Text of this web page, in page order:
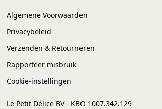
Algemene Voorwaarden
Privacybeleid
Verzenden & Retourneren
Rapporteer misbruik
Cookie-instellingen
Le Petit Délice BV - KBO 1007.342.129